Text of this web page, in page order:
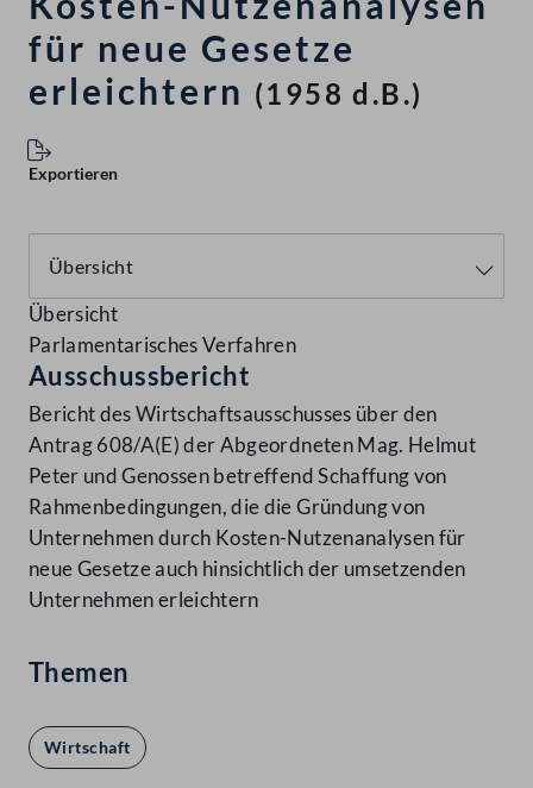
für neue Gesetze
erleichtern (1958 d.B.)
Exportieren
Übersicht
Parlamentarisches Verfahren
Ausschussbericht
Bericht des Wirtschaftsausschusses über den
Antrag 608/A(E) der Abgeordneten Mag. Helmut
Peter und Genossen betreffend Schaffung von
Rahmenbedingungen, die die Gründung von
Unternehmen durch Kosten-Nutzenanalysen für
neue Gesetze auch hinsichtlich der umsetzenden
Unternehmen erleichtern
Themen
Wirtschaft